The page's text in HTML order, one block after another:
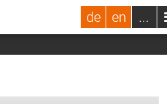
de en ...